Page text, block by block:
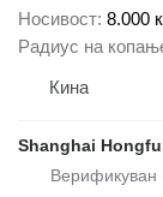
Носивост 8.000
Радиус на
Кина
Shanghai